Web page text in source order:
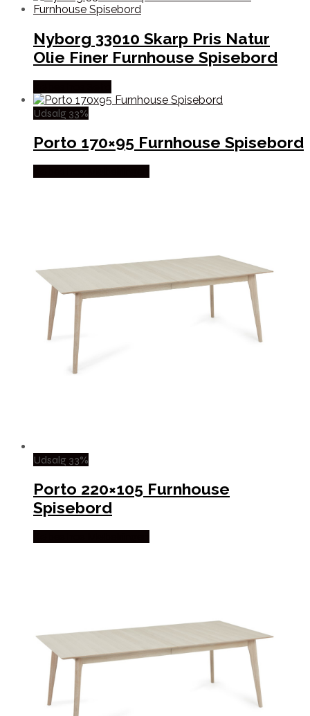
Nyborg 33010 Skarp Pris Natur
Olie Finer Furnhouse Spisebord
Udsalg 33%
Porto 170×95 Furnhouse Spisebord
Udsalg 33%
Porto 220×105 Furnhouse
Spisebord